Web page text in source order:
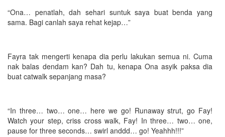
“Ona… penatlah, dah sehari suntuk saya buat benda yang
sama. Bagi canlah saya rehat kejap…”
Fayra tak mengerti kenapa dia perlu lakukan semua ni. Cuma
nak balas dendam kan? Dah tu, kenapa Ona asyik paksa dia
buat catwalk sepanjang masa?
“In three… two… one… here we go! Runaway strut, go Fay!
Watch your step, criss cross walk, Fay! In three… two… one,
pause for three seconds… swirl anddd… go! Yeahhh!!!”